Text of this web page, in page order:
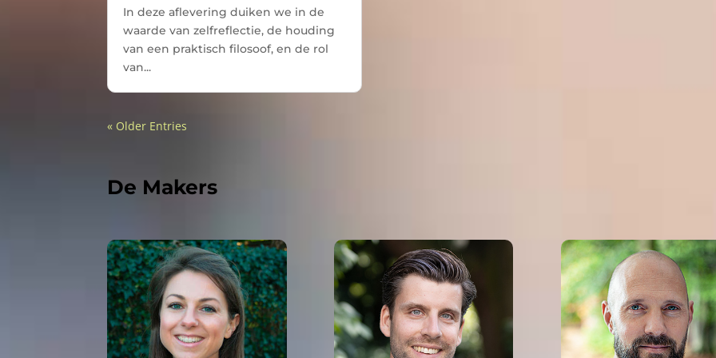
In deze aflevering duiken we in de
waarde van zelfreflectie, de houding
van een praktisch filosoof, en de rol
van...
« Older Entries
De Makers